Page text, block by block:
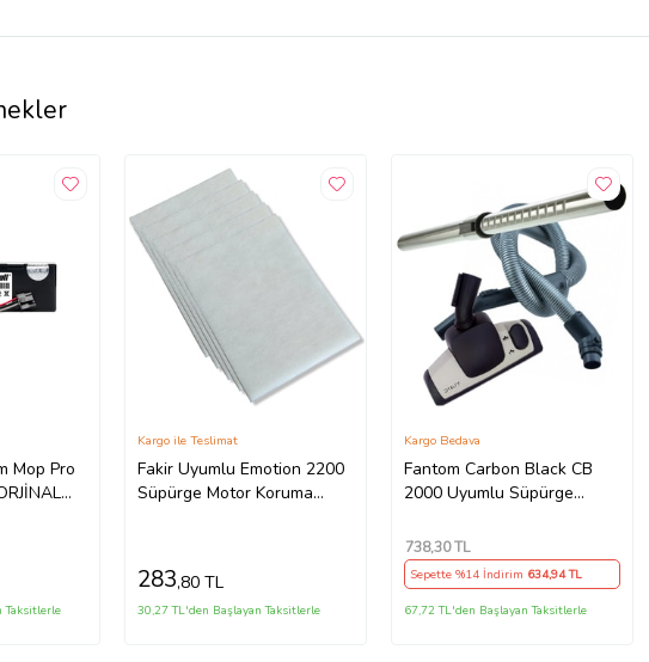
Mop Pro
Robot
Taksitlerle
Fakir Uyumlu Emotion 2200
Süpürge Motor Koruma
Kargo ile Teslimat
283,80 TL
30,27 TL'den Başlayan Taksitlerle
Fantom Carbon Black CB
2000 Uyumlu Süpürge
Teleskopik Borusu
Kargo Bedava
738,30 TL
Sepette %14 İndirim 634,94 TL
67,72 TL'den Başlayan Taksitlerle